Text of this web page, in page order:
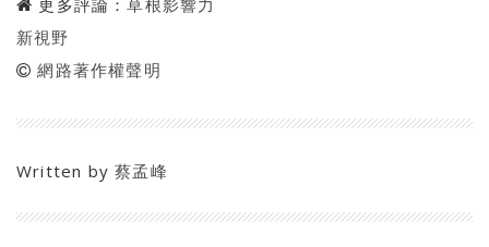
新視野
網路著作權聲明
Written by蔡孟峰